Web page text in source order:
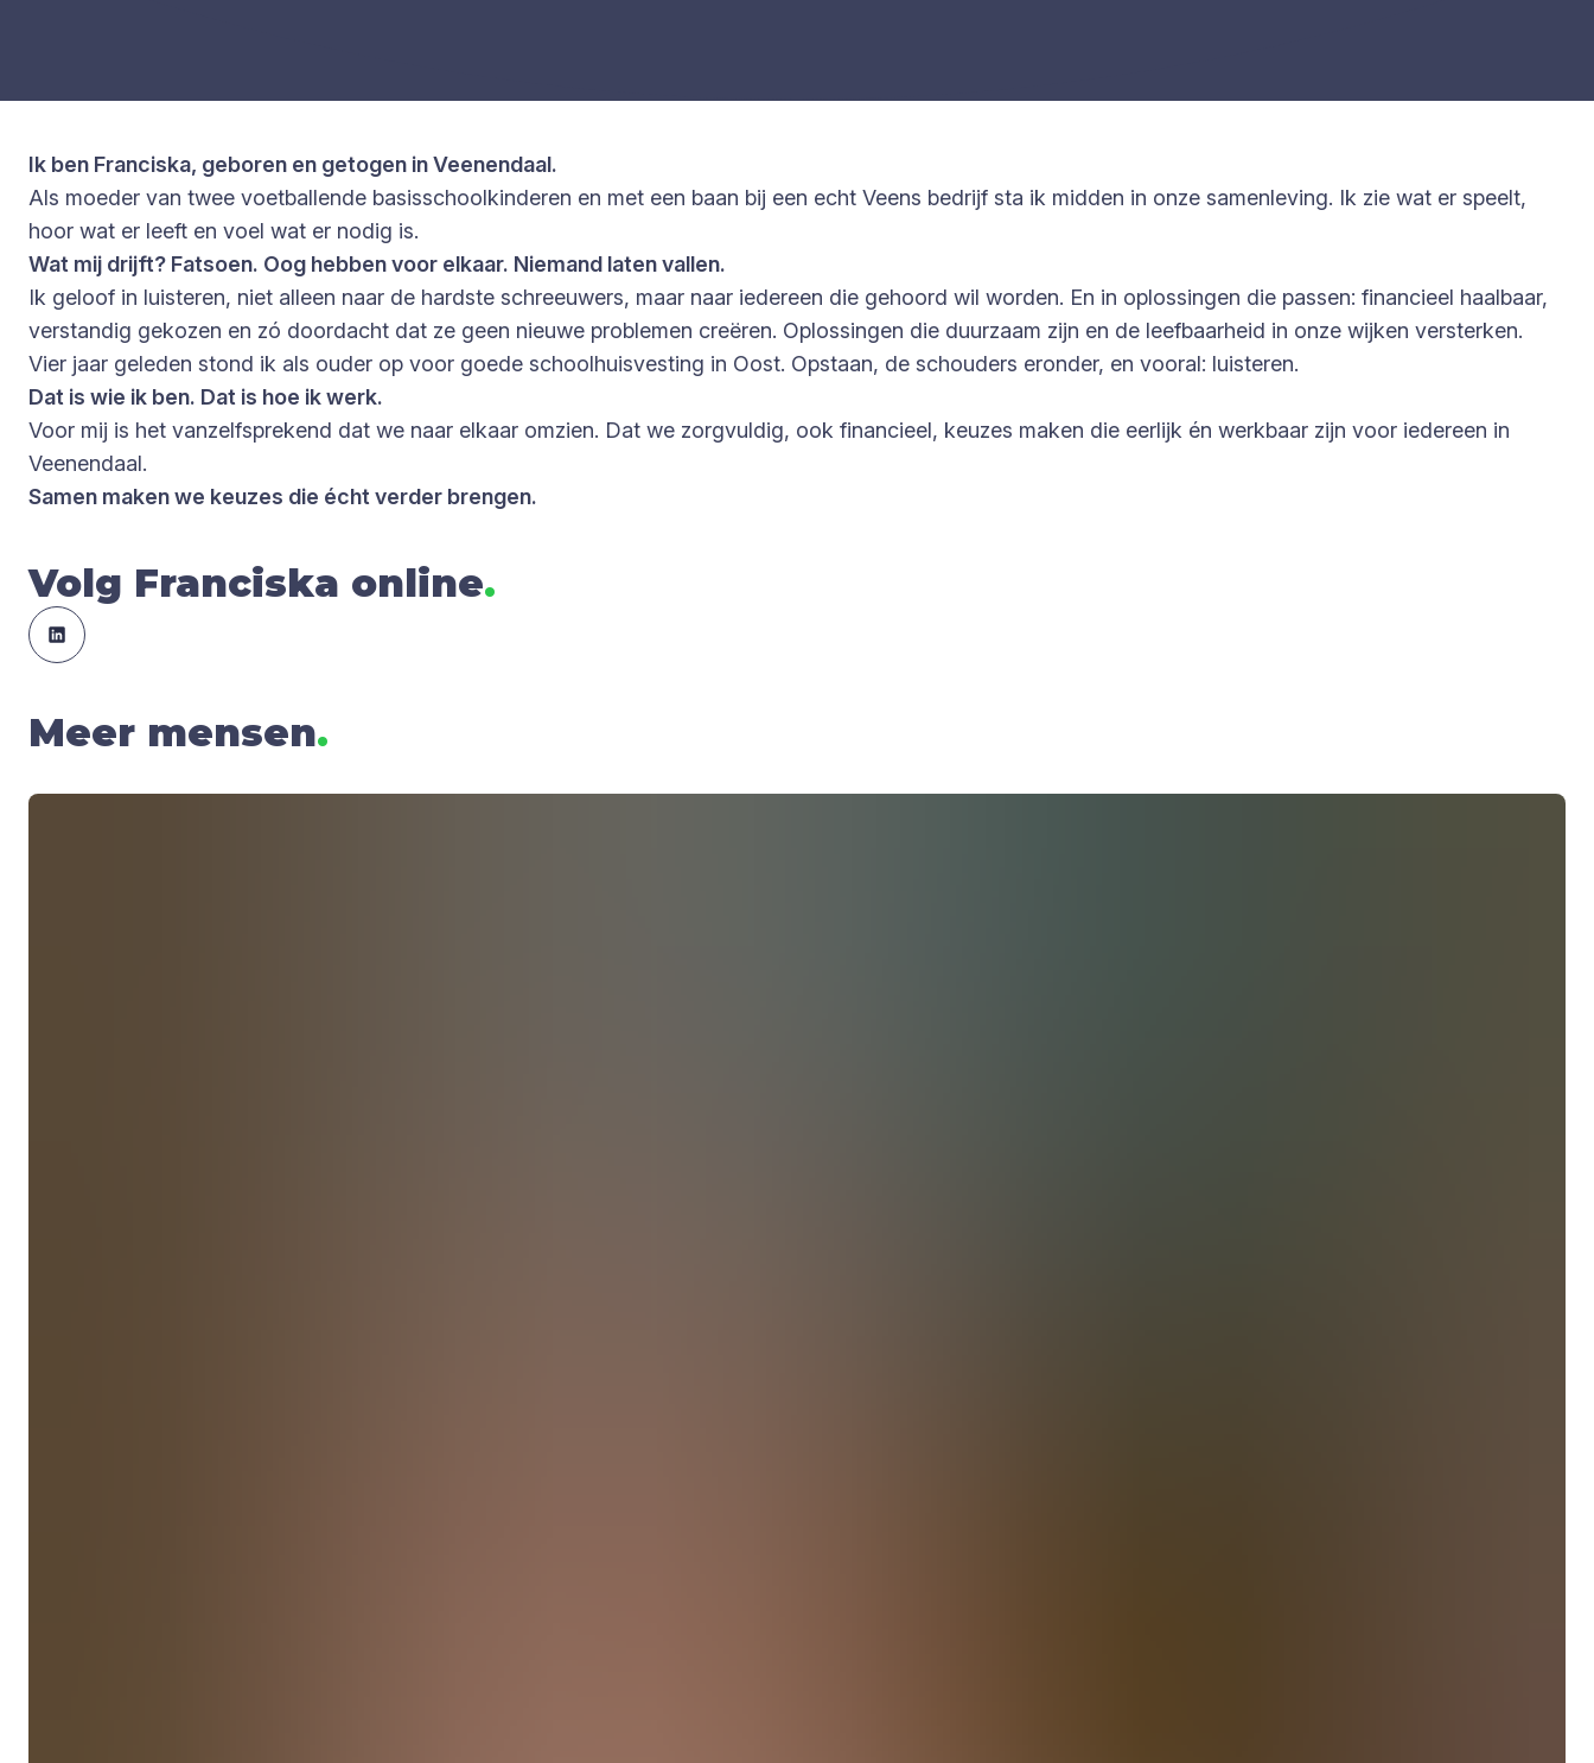
Ik ben Franciska, geboren en getogen in Veenendaal.
Als moeder van twee voetballende basisschoolkinderen en met een baan bij een echt Veens bedrijf sta ik midden in onze samenleving. Ik zie wat er speelt,
hoor wat er leeft en voel wat er nodig is.
Wat mij drijft? Fatsoen. Oog hebben voor elkaar. Niemand laten vallen.
Ik geloof in luisteren, niet alleen naar de hardste schreeuwers, maar naar iedereen die gehoord wil worden. En in oplossingen die passen: financieel haalbaar,
verstandig gekozen en zó doordacht dat ze geen nieuwe problemen creëren. Oplossingen die duurzaam zijn en de leefbaarheid in onze wijken versterken.
Vier jaar geleden stond ik als ouder op voor goede schoolhuisvesting in Oost. Opstaan, de schouders eronder, en vooral: luisteren.
Dat is wie ik ben. Dat is hoe ik werk.
Voor mij is het vanzelfsprekend dat we naar elkaar omzien. Dat we zorgvuldig, ook financieel, keuzes maken die eerlijk én werkbaar zijn voor iedereen in
Veenendaal.
Samen maken we keuzes die écht verder brengen.
Volg Franciska online.
Meer mensen.